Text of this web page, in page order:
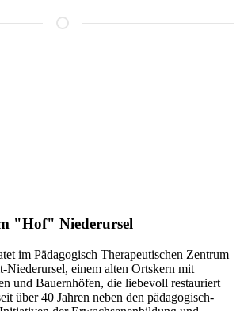
"Hof" Niederursel
im Pädagogisch Therapeutischen Zentrum
Niederursel, einem alten Ortskern mit
und Bauernhöfen, die liebevoll restauriert
über 40 Jahren neben den pädagogisch-